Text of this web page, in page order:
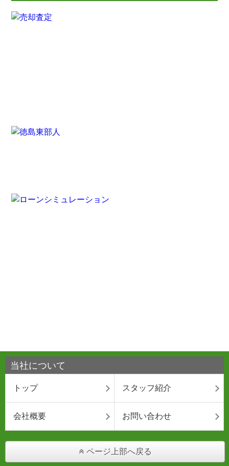
当社について
トップ スタッフ紹介
会社概要 お問い合わせ
ページ上部へ戻る